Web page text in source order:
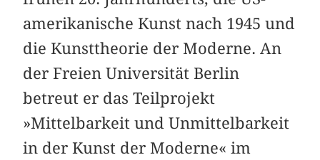
amerikanische Kunst nach 1945 und
die Kunsttheorie der Moderne. An
der Freien Universität Berlin
betreut er das Teilprojekt
»Mittelbarkeit und Unmittelbarkeit
in der Kunst der Moderne« im